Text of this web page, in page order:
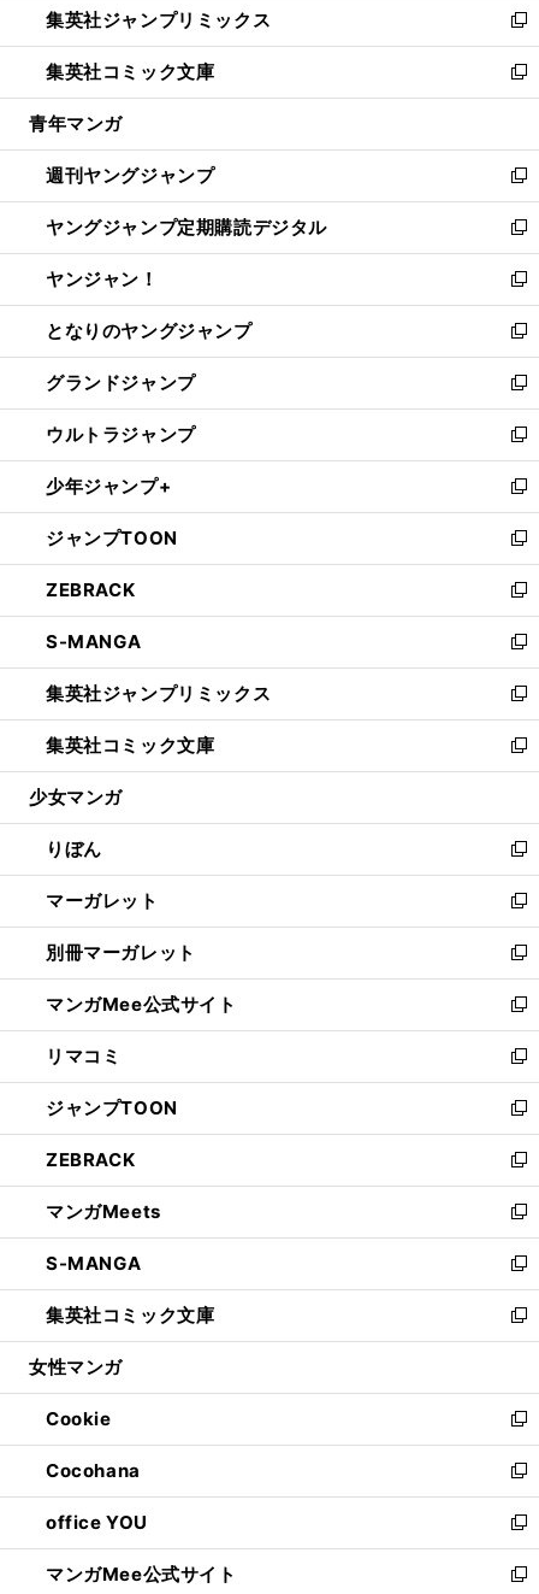
く
で
開
く
ド
ウ
で
開
ィ
ン
ド
ウ
開
く
い
ウ
ィ
ン
ウ
で
開
く
集英社ジャンプリミックス
新
し
い
ウ
ン
ド
ウ
で
開
く
集英社コミック文庫
新
し
ウ
ィ
ン
ド
ウ
で
開
く
青年マンガ
週刊ヤングジャンプ
新
し
い
ウ
ィ
ン
ド
ウ
で
開
く
ヤングジャンプ定期購読デジタル
新
し
い
ウ
ィ
ン
ド
ウ
で
開
く
ヤンジャン！
新
し
い
ウ
ィ
ン
ド
ウ
で
開
く
となりのヤングジャンプ
新
し
い
ウ
ィ
ン
ド
ウ
で
開
く
グランドジャンプ
新
し
い
ウ
ィ
ン
ド
ウ
で
開
く
ウルトラジャンプ
新
し
い
ウ
ィ
ン
ド
ウ
で
開
く
少年ジャンプ+
新
し
い
ウ
ィ
ン
ド
ウ
で
開
く
ジャンプTOON
新
し
い
ウ
ィ
ン
ド
ウ
で
開
ZEBRACK
新
し
い
ウ
ィ
ン
ド
ウ
開
く
S-MANGA
新
し
い
ウ
ィ
ン
ウ
で
開
く
集英社ジャンプリミックス
新
し
い
ウ
ン
ド
ウ
で
開
く
集英社コミック文庫
新
し
ウ
ィ
ン
ド
ウ
で
開
く
少女マンガ
りぼん
新
し
い
ウ
ィ
ン
ド
ウ
で
開
く
マーガレット
新
し
い
ウ
ィ
ン
ド
ウ
で
開
く
別冊マーガレット
新
し
い
ウ
ィ
ン
ド
ウ
で
開
く
マンガMee公式サイト
新
し
い
ウ
ィ
ン
ド
ウ
で
開
く
リマコミ
新
し
い
ウ
ィ
ン
ド
ウ
で
開
く
ジャンプTOON
新
し
い
ウ
ィ
ン
ド
ウ
で
開
ZEBRACK
新
し
い
ウ
ィ
ン
ド
ウ
開
く
マンガMeets
新
し
い
ウ
ィ
ン
ウ
で
開
く
S-MANGA
新
し
い
ウ
ン
ド
ウ
で
開
く
集英社コミック文庫
新
し
ウ
ィ
ン
ド
ウ
で
開
く
女性マンガ
Cookie
新
し
い
ウ
ィ
ン
ド
Cocohana
新
し
い
ウ
ィ
office YOU
新
し
い
マンガMee公式サイト 新